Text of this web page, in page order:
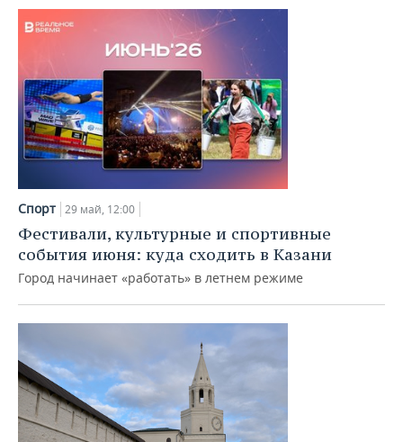
Спорт 29 май, 12:00
Фестивали, культурные и спортивные
события июня: куда сходить в Казани
Город начинает «работать» в летнем режиме